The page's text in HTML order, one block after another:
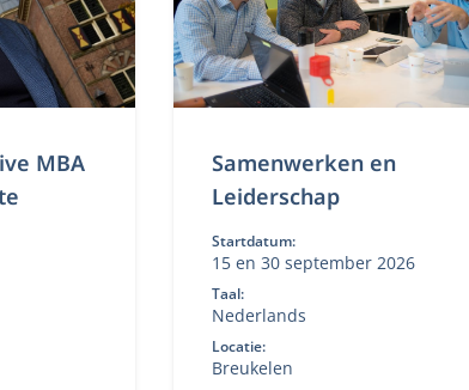
MBA
Samenwerken en
Leiderschap
Startdatum:
15 en 30 september 2026
Taal:
Nederlands
Locatie:
Breukelen